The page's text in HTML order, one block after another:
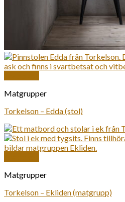
Matgrupper
Torkelson – Edda (stol)
Matgrupper
Torkelson – Ekliden (matgrupp)